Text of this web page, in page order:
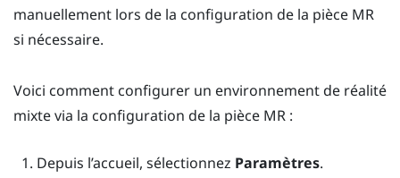
manuellement lors de la configuration de la pièce MR
si nécessaire.
Voici comment configurer un environnement de réalité
mixte via la configuration de la pièce MR :
Depuis l’accueil, sélectionnez Paramètres.